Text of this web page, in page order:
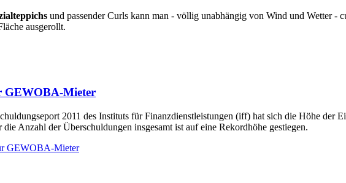
und passender Curls kann man - völlig unabhängig von Wind und Wetter -
ausgerollt.
GEWOBA-Mieter
2011 des Instituts für Finanzdienstleistungen (iff) hat sich die Höhe der
Anzahl der Überschuldungen insgesamt ist auf eine Rekordhöhe gestiegen.
GEWOBA-Mieter